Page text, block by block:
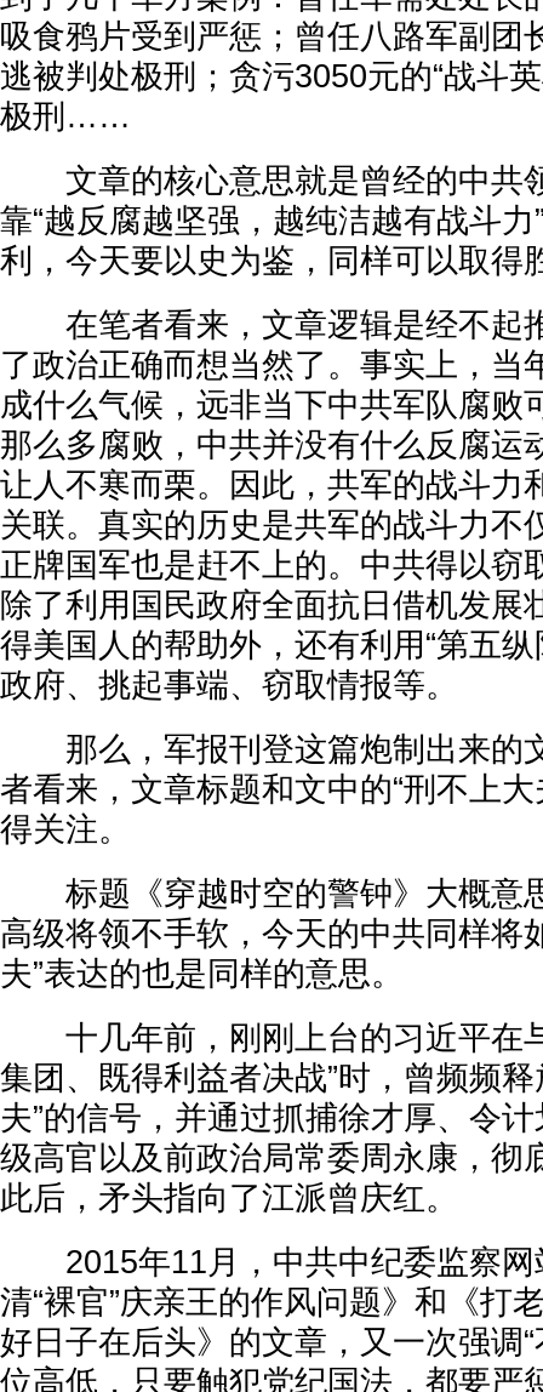
吸食鸦片受到严惩；曾任八路军副团
逃被判处极刑；贪污3050元的“战斗
极刑……
文章的核心意思就是曾经的中共
靠“越反腐越坚强，越纯洁越有战斗
利，今天要以史为鉴，同样可以取得
在笔者看来，文章逻辑是经不起
了政治正确而想当然了。事实上，当
成什么气候，远非当下中共军队腐败
那么多腐败，中共并没有什么反腐运
让人不寒而栗。因此，共军的战斗力
关联。真实的历史是共军的战斗力不
正牌国军也是赶不上的。中共得以窃
除了利用国民政府全面抗日借机发展
得美国人的帮助外，还有利用“第五
政府、挑起事端、窃取情报等。
那么，军报刊登这篇炮制出来的
者看来，文章标题和文中的“刑不上
得关注。
标题《穿越时空的警钟》大概意
高级将领不手软，今天的中共同样将
夫”表达的也是同样的意思。
十几年前，刚刚上台的习近平在
集团、既得利益者决战”时，曾频频
夫”的信号，并通过抓捕徐才厚、令
级高官以及前政治局常委周永康，彻
此后，矛头指向了江派曾庆红。
2015年11月，中共中纪委监察网
清“裸官”庆亲王的作风问题》和《打
好日子在后头》的文章，又一次强调
位高低，只要触犯党纪国法，都要严